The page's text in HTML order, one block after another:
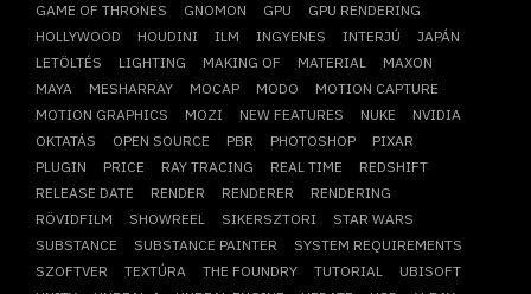
GAME OF THRONES
GNOMON GPU
GPU RENDERING
HOLLYWOOD
HOUDINI ILM INGYENES INTERJÚ
JAPÁN
LETÖLTÉS
LIGHTING MAKING OF MATERIAL
MAXON
MAYA
MESHARRAY MOCAP MODO
MOTION CAPTURE
MOTION GRAPHICS
MOZI NEW FEATURES NUKE
NVIDIA
OKTATÁS
OPEN SOURCE PBR PHOTOSHOP
PIXAR
PLUGIN
PRICE RAY TRACING REAL TIME
REDSHIFT
RELEASE DATE
RENDER RENDERER
RENDERING
RÖVIDFILM
SHOWREEL SIKERSZTORI
STAR WARS
SUBSTANCE
SUBSTANCE PAINTER
SYSTEM REQUIREMENTS
SZOFTVER
TEXTÚRA THE FOUNDRY TUTORIAL
UBISOFT